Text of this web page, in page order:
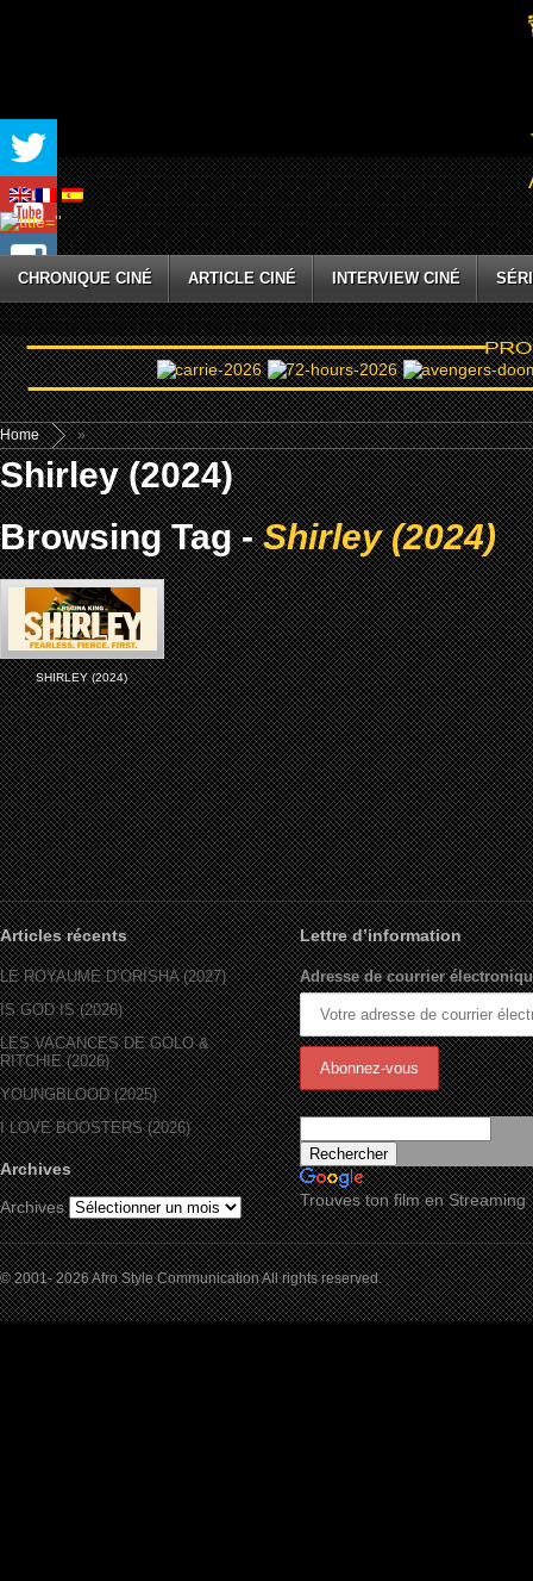
CHRONIQUE CINÉ ARTICLE CINÉ INTERVIEW CINÉ
Home »
Shirley (2024)
Browsing Tag -Shirley (2024)
SHIRLEY (2024)
Articles récents
LE ROYAUME D’ORÏSHA (2027)
IS GOD IS (2026)
LES VACANCES DE GOLO &
RITCHIE (2026)
YOUNGBLOOD (2025)
I LOVE BOOSTERS (2026)
Archives
Archives
Lettre d’information
Adresse de courrier
Trouves ton film en Streaming
© 2001- 2026 Afro Style Communication All rights reserved.